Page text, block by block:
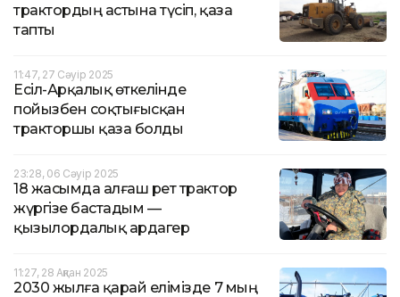
трактордың астына түсіп, қаза
тапты
11:47, 27 Сәуір 2025
Есіл-Арқалық өткелінде
пойызбен соқтығысқан
тракторшы қаза болды
23:28, 06 Сәуір 2025
18 жасымда алғаш рет трактор
жүргізе бастадым —
қызылордалық ардагер
11:27, 28 Ақпан 2025
2030 жылға қарай елімізде 7 мың